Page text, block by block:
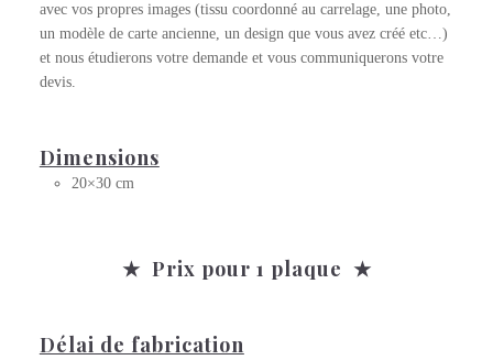
avec vos propres images (tissu coordonné au carrelage, une photo,
un modèle de carte ancienne, un design que vous avez créé etc…)
et nous étudierons votre demande et vous communiquerons votre
devis.
Dimensions
20×30 cm
★ Prix pour 1 plaque ★
Délai de fabrication